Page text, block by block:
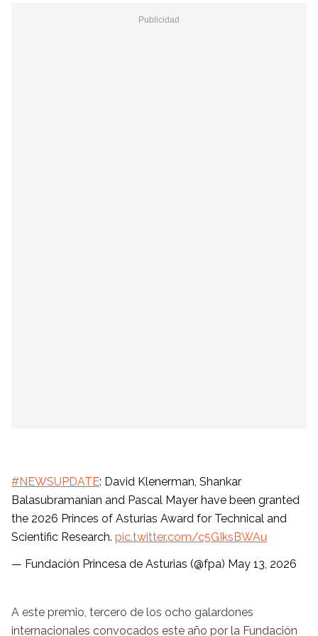
#NEWSUPDATE: David Klenerman, Shankar
Balasubramanian and Pascal Mayer have been granted
the 2026 Princes of Asturias Award for Technical and
Scientific Research. pic.twitter.com/c5GIksBWAu
— Fundación Princesa de Asturias (@fpa) May 13, 2026
A este premio, tercero de los ocho galardones
internacionales convocados este año por la Fundación